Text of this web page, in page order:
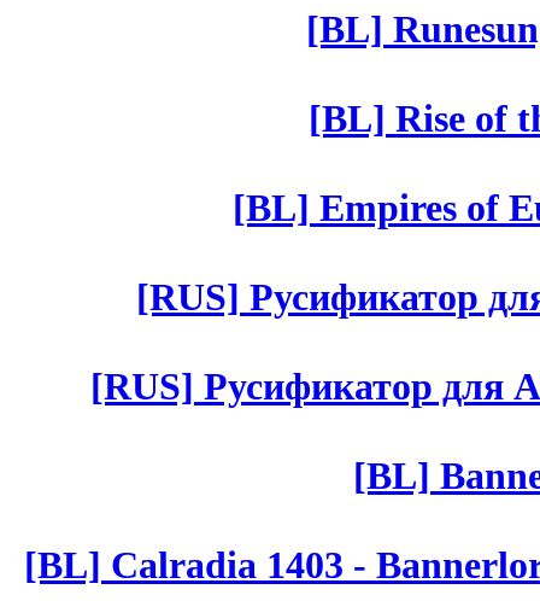
[BL]
[BL] Rise of
[BL] Empires of
[RUS] Русификатор
[RUS] Русификатор для
[BL]
[BL] Calradia 1403 -